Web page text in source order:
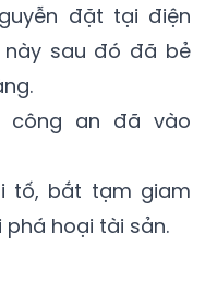
đặt tại điện
này sau đó đã bẻ
công an đã vào
tố, bắt tạm giam
hoại tài sản.